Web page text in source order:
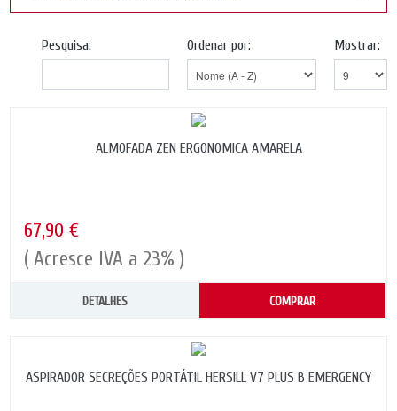
Mostrar:
Ordenar por:
Pesquisa:
ALMOFADA ZEN ERGONOMICA AMARELA
67,90 €
( Acresce IVA a 23% )
DETALHES COMPRAR
ASPIRADOR SECREÇÕES PORTÁTIL HERSILL V7 PLUS B EMERGENCY